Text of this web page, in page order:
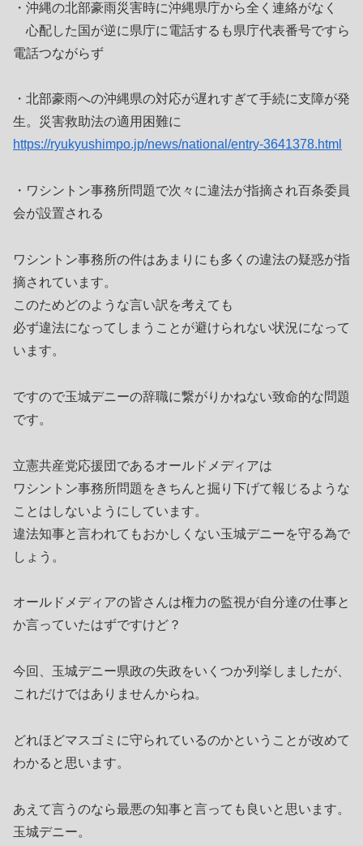
・沖縄の北部豪雨災害時に沖縄県庁から全く連絡がなく
心配した国が逆に県庁に電話するも県庁代表番号ですら
電話つながらず
・北部豪雨への沖縄県の対応が遅れすぎて手続に支障が発
生。災害救助法の適用困難に
https://ryukyushimpo.jp/news/national/entry-3641378.html
・ワシントン事務所問題で次々に違法が指摘され百条委員
会が設置される
ワシントン事務所の件はあまりにも多くの違法の疑惑が指
摘されています。
このためどのような言い訳を考えても
必ず違法になってしまうことが避けられない状況になって
います。
ですので玉城デニーの辞職に繋がりかねない致命的な問題
です。
立憲共産党応援団であるオールドメディアは
ワシントン事務所問題をきちんと掘り下げて報じるような
ことはしないようにしています。
違法知事と言われてもおかしくない玉城デニーを守る為で
しょう。
オールドメディアの皆さんは権力の監視が自分達の仕事と
か言っていたはずですけど？
今回、玉城デニー県政の失政をいくつか列挙しましたが、
これだけではありませんからね。
どれほどマスゴミに守られているのかということが改めて
わかると思います。
あえて言うのなら最悪の知事と言っても良いと思います。
玉城デニー。